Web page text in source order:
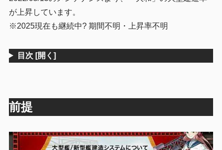
が上昇しています。
※2025現在も継続中? 期間不明・上昇率不明
目次 [開く]
前提